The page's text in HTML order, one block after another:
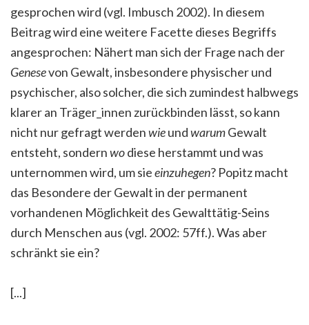
gesprochen wird (vgl. Imbusch 2002). In diesem
Beitrag wird eine weitere Facette dieses Begriffs
angesprochen: Nähert man sich der Frage nach der
Genesevon Gewalt, insbesondere physischer und
psychischer, also solcher, die sich zumindest halbwegs
klarer an Träger_innen zurückbinden lässt, so kann
nicht nur gefragt werdenwieundwarumGewalt
entsteht, sondernwodiese herstammt und was
unternommen wird, um sieeinzuhegen? Popitz macht
das Besondere der Gewalt in der permanent
vorhandenen Möglichkeit des Gewalttätig-Seins
durch Menschen aus (vgl. 2002: 57ff.). Was aber
schränkt sie ein?
[...]